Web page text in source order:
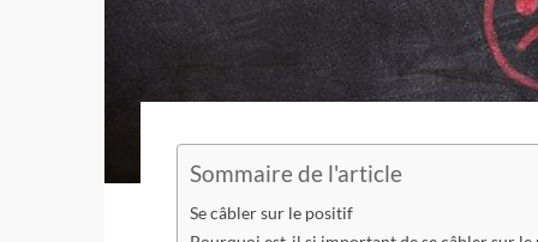
Sommaire de l'article
Se câbler sur le positif